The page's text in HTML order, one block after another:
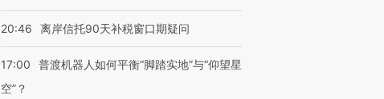
20:46 离岸信托90天补税窗口期疑问
17:00
普渡机器人如何平衡“脚踏实地”与“仰望星
空”？